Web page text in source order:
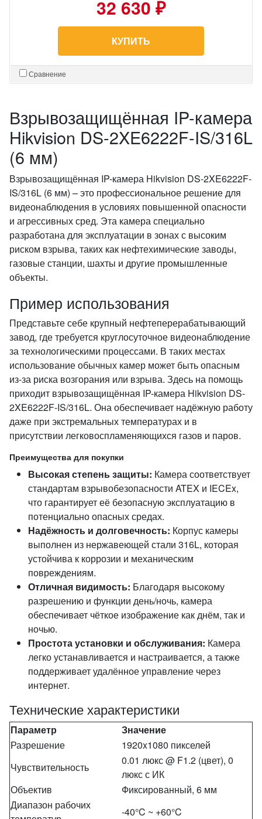
32 630 ₽
КУПИТЬ
Сравнение
Взрывозащищённая IP-камера
Hikvision DS-2XE6222F-IS/316L
(6 мм)
Взрывозащищённая IP-камера Hikvision DS-2XE6222F-
IS/316L (6 мм) – это профессиональное решение для
видеонаблюдения в условиях повышенной опасности
и агрессивных сред. Эта камера специально
разработана для эксплуатации в зонах с высоким
риском взрыва, таких как нефтехимические заводы,
газовые станции, шахты и другие промышленные
объекты.
Пример использования
Представьте себе крупный нефтеперерабатывающий
завод, где требуется круглосуточное видеонаблюдение
за технологическими процессами. В таких местах
использование обычных камер может быть опасным
из-за риска возгорания или взрыва. Здесь на помощь
приходит взрывозащищённая IP-камера Hikvision DS-
2XE6222F-IS/316L. Она обеспечивает надёжную работу
даже при экстремальных температурах и в
присутствии легковоспламеняющихся газов и паров.
Преимущества для покупки
Высокая степень защиты: Камера соответствует
стандартам взрывобезопасности ATEX и IECEx,
что гарантирует её безопасную эксплуатацию в
потенциально опасных средах.
Надёжность и долговечность: Корпус камеры
выполнен из нержавеющей стали 316L, которая
устойчива к коррозии и механическим
повреждениям.
Отличная видимость: Благодаря высокому
разрешению и функции день/ночь, камера
обеспечивает чёткое изображение как днём, так и
ночью.
Простота установки и обслуживания: Камера
легко устанавливается и настраивается, а также
поддерживает удалённое управление через
интернет.
Технические характеристики
Параметр
Значение
Разрешение
1920x1080 пикселей
Чувствительность
0.01 люкс @ F1.2 (цвет), 0
люкс с ИК
Объектив
Фиксированный, 6 мм
Диапазон рабочих
-40°C ~ +60°C